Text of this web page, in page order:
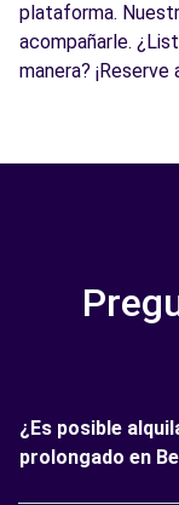
plataforma.
acompañarle.
manera?
¿Es posible
prolongado en